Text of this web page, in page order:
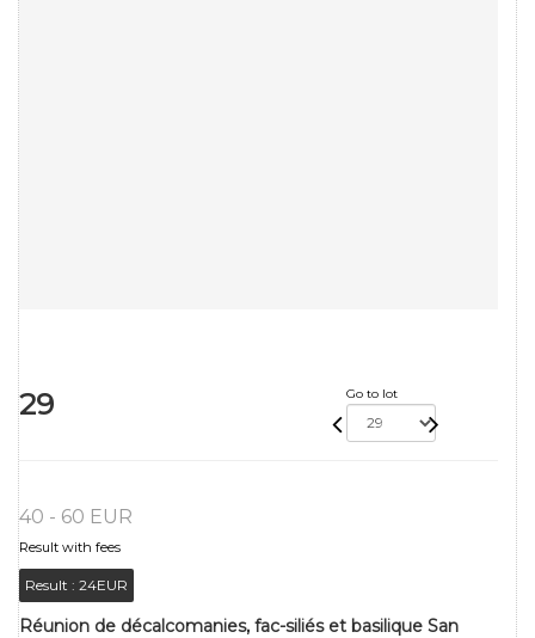
29 Go to lot
40 - 60 EUR
Result with fees
Result : 24EUR
Réunion de décalcomanies, fac-siliés et basilique San